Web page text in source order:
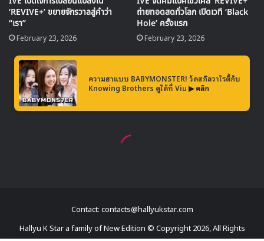
Contact: contacts@hallyukstar.com
Hallyu K Star a family of New Edition © Copyright 2026, All Rights